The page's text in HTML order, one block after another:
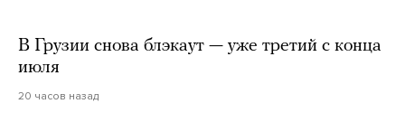
В Грузии снова блэкаут — уже третий с конца
июля
20 часов назад